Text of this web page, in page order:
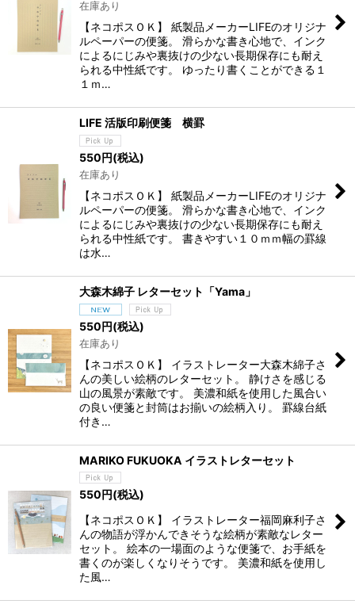
在庫あり
【ネコポスＯＫ】 紙製品メーカーLIFEのオリジナ
ルペーパーの便箋。 滑らかな書き心地で、インク
によるにじみや裏抜けの少ない長期保存にも耐え
られる中性紙です。 ゆったり書くことができる１
１ｍ…
LIFE 活版印刷便箋 横罫
550円(税込)
在庫あり
【ネコポスＯＫ】 紙製品メーカーLIFEのオリジナ
ルペーパーの便箋。 滑らかな書き心地で、インク
によるにじみや裏抜けの少ない長期保存にも耐え
られる中性紙です。 書きやすい１０ｍｍ幅の罫線
は水…
大森木綿子 レターセット「Yama」
550円(税込)
在庫あり
【ネコポスＯＫ】 イラストレーター大森木綿子さ
んの美しい絵柄のレターセット。 静けさを感じる
山の風景が素敵です。 美濃和紙を使用した風合い
の良い便箋と封筒はお揃いの絵柄入り。 罫線台紙
付き…
MARIKO FUKUOKA イラストレターセット
550円(税込)
【ネコポスＯＫ】 イラストレーター福岡麻利子さ
んの物語が浮かんできそうな絵柄が素敵なレター
セット。 絵本の一場面のような便箋で、お手紙を
書くのが楽しくなりそうです。 美濃和紙を使用し
た風…